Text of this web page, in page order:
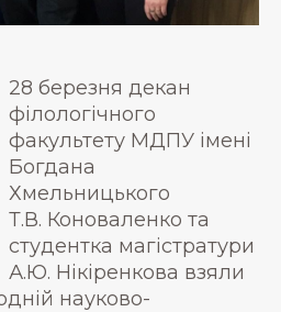
28 березня декан
філологічного
факультету МДПУ імені
Богдана
Хмельницького
Т.В. Коноваленко та
студентка магістратури
А.Ю. Нікіренкова взяли
науково-